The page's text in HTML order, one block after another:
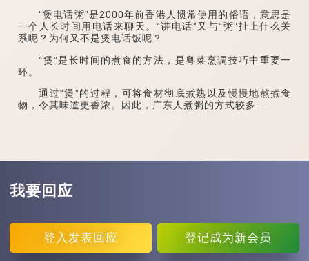
“煲电话粥”是2000年前香港人惯常使用的俗语，意思是
一个人长时间用电话来聊天。“讲电话”又与“粥”扯上什么关
系呢？为何又不是煲电话饭呢？
“煲”是长时间的煮食的方法，是粤菜烹调技巧中重要一
环。
通过“煲”的过程，可将食材彻底煮熟以及慢慢地熬煮食
物，令其味道更香浓。因此，广东人煮粥的方式较多...
我要回应
登入 发表回应 登记成为新会员